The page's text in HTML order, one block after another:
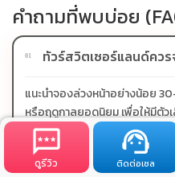
คำถามที่พบบ่อย
01 ทัวร์สวิตเซอร์แลนด์คว
แนะนำจองล่วงหน้าอย่างน้อย
หรือฤดูกาลยอดนิยม เพื่อให้มีตัวเ
ทัวร์สวิตเซอร์แลนด์มีโปร
ดูรีวิว ติดต่อเซล